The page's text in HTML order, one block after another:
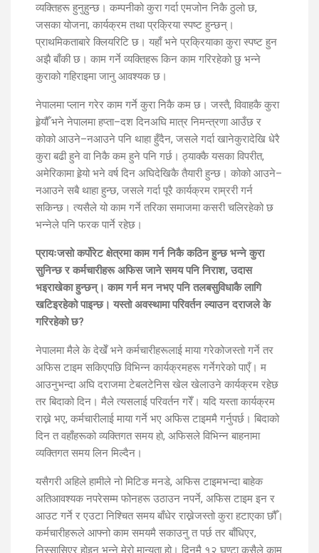
व्यक्तिहरू हुनुहुन्छ। कम्पनीको कुरा गर्दा एमजोन निकै ठुलो छ,
जसका योजना, कार्यक्रम तथा प्रक्रिया स्पष्ट हुन्छन्।
प्राथमिकताबारे क्लियरिटि छ। यहाँ भने प्रक्रियाका कुरा स्पष्ट हुन
अझै बाँकी छ। काम गर्ने व्यक्तिहरू किन काम गरिरहेको छु भन्ने
कुराको गहिराइमा जानु आवश्यक छ।
नेपालमा प्लान गरेर काम गर्ने कुरा निकै कम छ। जस्तै, विवाहकै कुरा
हेर्‍यौँ भने नेपालमा हप्ता–दश दिनअघि मात्र निमन्त्रणा आउँछ र
कोको आउने–नआउने पनि थाहा हुँदैन, जसले गर्दा खानेकुरादेखि धेरै
कुरा बढी हुने वा निकै कम हुने पनि गर्छ। ठ्याक्कै यसका विपरीत,
अमेरिकामा हेर्‍यो भने वर्ष दिन अघिदेखिकै तैयारी हुन्छ। कोको आउने–
नआउने सबै थाहा हुन्छ, जसले गर्दा पूरै कार्यक्रम राम्ररी गर्न
सकिन्छ। त्यसैले यो काम गर्ने तरिका समाजमा कसरी चलिरहेको छ
भन्नेले पनि फरक पार्ने रहेछ।
प्रायःजसो कर्पोरेट क्षेत्रमा काम गर्न निकै कठिन हुन्छ भन्ने कुरा
सुनिन्छ र कर्मचारीहरू अफिस जाने समय पनि निराश, उदास
भइराखेका हुन्छन्। काम गर्न मन नभए पनि तलबसुविधाकै लागि
खटिइरहेको पाइन्छ। यस्तो अवस्थामा परिवर्तन ल्याउन दराजले के
गरिरहेको छ?
नेपालमा मैले के देखेँ भने कर्मचारीहरूलाई माया गरेकोजस्तो गर्ने तर
अफिस टाइम सकिएपछि विभिन्न कार्यक्रमहरू गर्नेगरेको पाएँ। म
आउनुभन्दा अघि दराजमा टेबलटेनिस खेल खेलाउने कार्यक्रम रहेछ
तर बिदाको दिन। मैले त्यसलाई परिवर्तन गरेँ। यदि यस्ता कार्यक्रम
राख्ने भए, कर्मचारीलाई माया गर्ने भए अफिस टाइममै गर्नुपर्छ। बिदाको
दिन त वहाँहरूको व्यक्तिगत समय हो, अफिसले विभिन्न बाहनामा
व्यक्तिगत समय लिन मिल्दैन।
यसैगरी अहिले हामीले नो मिटिङ मनडे, अफिस टाइमभन्दा बाहेक
अतिआवश्यक नपरेसम्म फोनहरू उठाउन नपर्ने, अफिस टाइम इन र
आउट गर्ने र एउटा निश्चित समय बाँधेर राख्नेजस्तो कुरा हटाएका छौँ।
कर्मचारीहरूले आफ्नो काम समयमै सकाउनु त पर्छ तर बाँधिएर,
निस्सासिएर होइन भन्ने मेरो मान्यता हो। दिनमै १२ घण्टा कसैले काम